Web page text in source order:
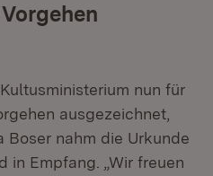
nun für
ausgezeichnet,
Boser nahm die Urkunde
in Empfang. „Wir freuen